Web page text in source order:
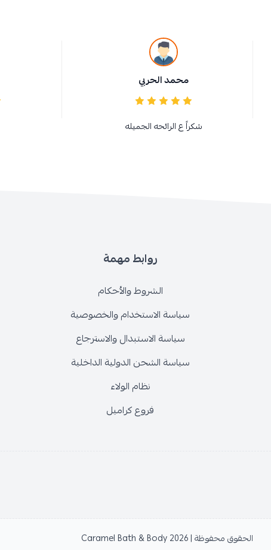
محمد الحربي
شكراً ع الرائحه الجميله
روابط مهمة
الشروط والأحكام
سياسة الاستخدام والخصوصية
سياسة الاستبدال والاسترجاع
سياسة الشحن الدولية الداخلية
نظام الولاء
فروع كراميل
الحقوق محفوظة | 2026 Caramel Bath & Body